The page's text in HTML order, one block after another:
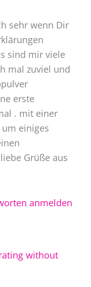
sehr wenn Dir
sind mir viele
mal zuviel und
erste
. mit einer
einiges
Grüße aus
anmelden
without